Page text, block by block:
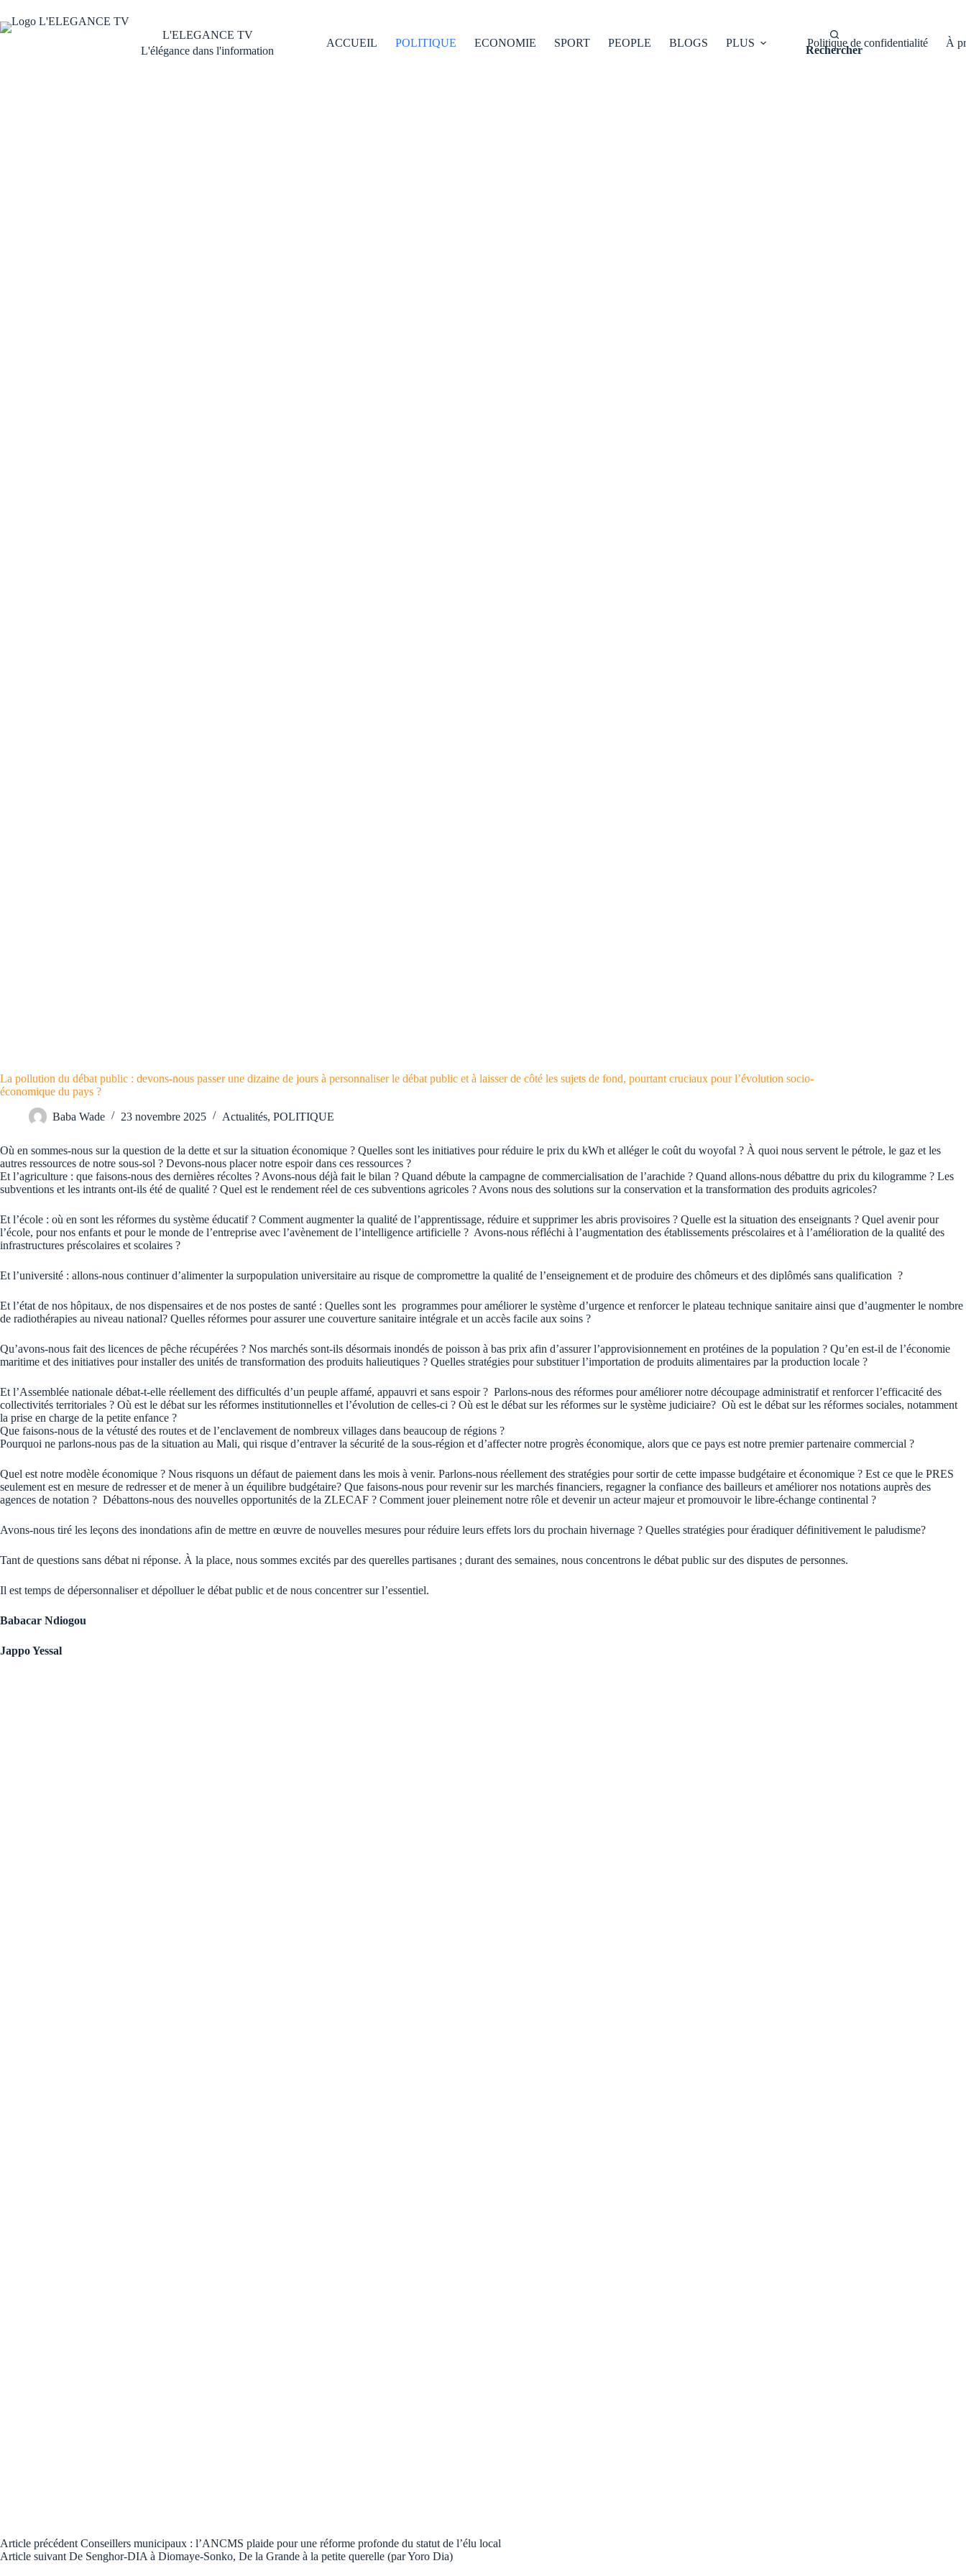
L'ELEGANCE TV
L'élégance dans l'information
ACCUEIL POLITIQUE ECONOMIE SPORT PEOPLE BLOGS PLUS Politique de confidentialité À
Rechercher
La pollution du débat public : devons-nous passer une dizaine de jours à personnaliser le débat public et à laisser de côté les sujets de fond, pourtant cruciaux pour l’évolution socio-
économique du pays ?
Baba Wade 23 novembre 2025 Actualités, POLITIQUE
Où en sommes-nous sur la question de la dette et sur la situation économique ? Quelles sont les initiatives pour réduire le prix du kWh et alléger le coût du woyofal ? À quoi nous servent le pétrole, le gaz et les
autres ressources de notre sous-sol ? Devons-nous placer notre espoir dans ces ressources ?
Et l’agriculture : que faisons-nous des dernières récoltes ? Avons-nous déjà fait le bilan ? Quand débute la campagne de commercialisation de l’arachide ? Quand allons-nous débattre du prix du kilogramme ? Les
subventions et les intrants ont-ils été de qualité ? Quel est le rendement réel de ces subventions agricoles ? Avons nous des solutions sur la conservation et la transformation des produits agricoles?
Et l’école : où en sont les réformes du système éducatif ? Comment augmenter la qualité de l’apprentissage, réduire et supprimer les abris provisoires ? Quelle est la situation des enseignants ? Quel avenir pour
l’école, pour nos enfants et pour le monde de l’entreprise avec l’avènement de l’intelligence artificielle ? Avons-nous réfléchi à l’augmentation des établissements préscolaires et à l’amélioration de la qualité des
infrastructures préscolaires et scolaires ?
Et l’université : allons-nous continuer d’alimenter la surpopulation universitaire au risque de compromettre la qualité de l’enseignement et de produire des chômeurs et des diplômés sans qualification ?
Et l’état de nos hôpitaux, de nos dispensaires et de nos postes de santé : Quelles sont les programmes pour améliorer le système d’urgence et renforcer le plateau technique sanitaire ainsi que d’augmenter le nombre
de radiothérapies au niveau national? Quelles réformes pour assurer une couverture sanitaire intégrale et un accès facile aux soins ?
Qu’avons-nous fait des licences de pêche récupérées ? Nos marchés sont-ils désormais inondés de poisson à bas prix afin d’assurer l’approvisionnement en protéines de la population ? Qu’en est-il de l’économie
maritime et des initiatives pour installer des unités de transformation des produits halieutiques ? Quelles stratégies pour substituer l’importation de produits alimentaires par la production locale ?
Et l’Assemblée nationale débat-t-elle réellement des difficultés d’un peuple affamé, appauvri et sans espoir ? Parlons-nous des réformes pour améliorer notre découpage administratif et renforcer l’efficacité des
collectivités territoriales ? Où est le débat sur les réformes institutionnelles et l’évolution de celles-ci ? Où est le débat sur les réformes sur le système judiciaire? Où est le débat sur les réformes sociales, notamment
la prise en charge de la petite enfance ?
Que faisons-nous de la vétusté des routes et de l’enclavement de nombreux villages dans beaucoup de régions ?
Pourquoi ne parlons-nous pas de la situation au Mali, qui risque d’entraver la sécurité de la sous-région et d’affecter notre progrès économique, alors que ce pays est notre premier partenaire commercial ?
Quel est notre modèle économique ? Nous risquons un défaut de paiement dans les mois à venir. Parlons-nous réellement des stratégies pour sortir de cette impasse budgétaire et économique ? Est ce que le PRES
seulement est en mesure de redresser et de mener à un équilibre budgétaire? Que faisons-nous pour revenir sur les marchés financiers, regagner la confiance des bailleurs et améliorer nos notations auprès des
agences de notation ? Débattons-nous des nouvelles opportunités de la ZLECAF ? Comment jouer pleinement notre rôle et devenir un acteur majeur et promouvoir le libre-échange continental ?
Avons-nous tiré les leçons des inondations afin de mettre en œuvre de nouvelles mesures pour réduire leurs effets lors du prochain hivernage ? Quelles stratégies pour éradiquer définitivement le paludisme?
Tant de questions sans débat ni réponse. À la place, nous sommes excités par des querelles partisanes ; durant des semaines, nous concentrons le débat public sur des disputes de personnes.
Il est temps de dépersonnaliser et dépolluer le débat public et de nous concentrer sur l’essentiel.
Babacar Ndiogou
Jappo Yessal
Article précédent Conseillers municipaux : l’ANCMS plaide pour une réforme profonde du statut de l’élu local
Article suivant De Senghor-DIA à Diomaye-Sonko, De la Grande à la petite querelle (par Yoro Dia)